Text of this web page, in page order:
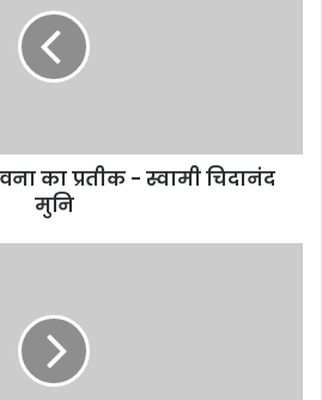
का प्रतीक - स्वामी चिदानंद
मुनि